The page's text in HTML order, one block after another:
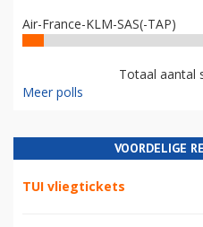
Air-France-KLM-SAS(-TAP)
Totaal aantal
Meer polls
VOORDELIGE
TUI vliegtickets